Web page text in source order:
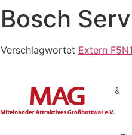
Bosch
Verschlagwortet Extern
&